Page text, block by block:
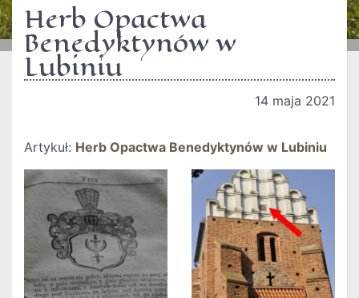
Herb Opactwa
Benedyktynów w
Lubiniu
14 maja 2021
Artykuł: Herb Opactwa Benedyktynów w Lubiniu